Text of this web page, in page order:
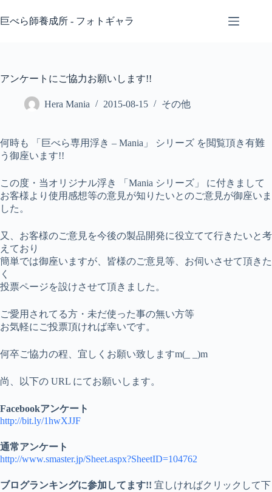
ン
ス
巨べら師養成所 - フォトギャラ
アンケートにご協力お願いします!!
Hera Mania 2015-08-15 その他
何時も 「巨べら専用浮き – Mania」 シリーズ を閲覧頂き有難
う御座います!!
この度・当オリジナル浮き 「Mania シリーズ」 に付きまして
お客様より使用感想等の意見が知りたいとのご意見が御座いま
した。
又、お客様のご意見を今後の製品開発に役立てて行きたいと考
えており
簡単では御座いますが、皆様のご意見等、お伺いさせて頂きた
く
投票ページを設けさせて頂きました。
ご愛用されてる方・未だ使った事の無い方等
お気軽にご投票頂ければ幸いです。
何卒ご協力の程、宜しくお願い致しますm(_ _)m
尚、以下の URL にてお願いします。
Facebookアンケート
http://bit.ly/1hwXJJF
通常アンケート
http://www.smaster.jp/Sheet.aspx?SheetID=104762
ブログランキングに参加してます!! 宜しければクリックして下